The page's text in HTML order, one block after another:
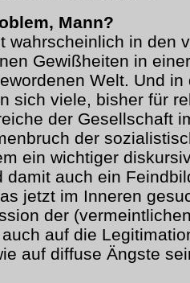
Mann?
wahrscheinlich in den
Gewißheiten in
Welt. Und in
sich viele, bisher für
der Gesellschaft
der
ein wichtiger
damit auch ein
jetzt im Inneren
der
auf die
auf diffuse Ängste